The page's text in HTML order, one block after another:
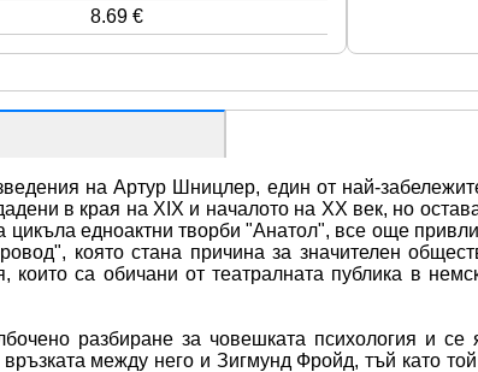
8.69 €
на Артур Шницлер, един от най-
в края на XIX и началото на XX век, но
едноактни творби "Анатол", все още
която стана причина за значителен
които са обичани от театралната публика в
разбиране за човешката психология и
между него и Зигмунд Фройд, тъй като